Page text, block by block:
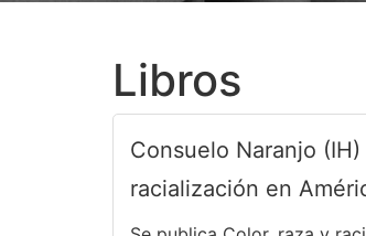
Libros
Consuelo Naranjo
racialización en